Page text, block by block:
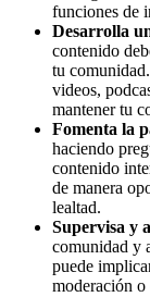
funciones de
Desarrolla
contenido
tu
videos,
mantener tu
Fomenta la
haciendo
contenido
de manera
lealtad.
Supervisa y
comunidad y
puede
moderación o